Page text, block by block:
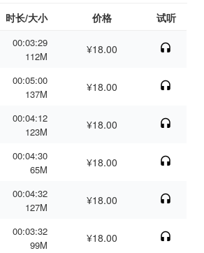
时长/大小 价格 试听
00:03:29
112M
¥18.00
00:05:00
137M
¥18.00
00:04:12
123M
¥18.00
00:04:30
65M
¥18.00
00:04:32
127M
¥18.00
00:03:32
99M
¥18.00